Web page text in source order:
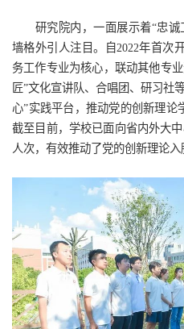
研究院内，一面展示着“忠
墙格外引人注目。自2022年首次
务工作专业为核心，联动其他专
匠”文化宣讲队、合唱团、研习社
心”实践平台，推动党的创新理论
截至目前，学校已面向省内外大
人次，有效推动了党的创新理论入